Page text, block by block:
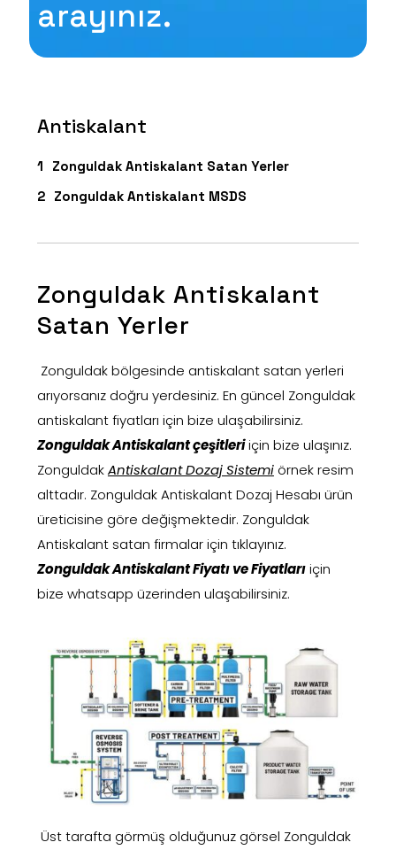
arayınız.
Antiskalant
Zonguldak Antiskalant Satan Yerler
Zonguldak Antiskalant MSDS
Zonguldak Antiskalant
Satan Yerler
Zonguldak bölgesinde antiskalant satan yerleri
arıyorsanız doğru yerdesiniz. En güncel Zonguldak
antiskalant fiyatları için bize ulaşabilirsiniz.
Zonguldak Antiskalant çeşitleriiçin bize ulaşınız.
ZonguldakAntiskalant Dozaj Sistemiörnek resim
alttadır. Zonguldak Antiskalant Dozaj Hesabı ürün
üreticisine göre değişmektedir. Zonguldak
Antiskalant satan firmalar için tıklayınız.
Zonguldak Antiskalant Fiyatı ve Fiyatlarıiçin
bize whatsapp üzerinden ulaşabilirsiniz.
Üst tarafta görmüş olduğunuz görsel Zonguldak